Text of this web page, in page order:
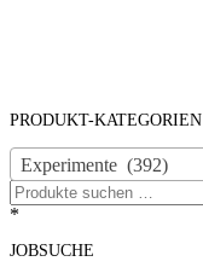
PRODUKT-KATEGORIEN
Experimente (392)
Suchen
nach …
*
JOBSUCHE